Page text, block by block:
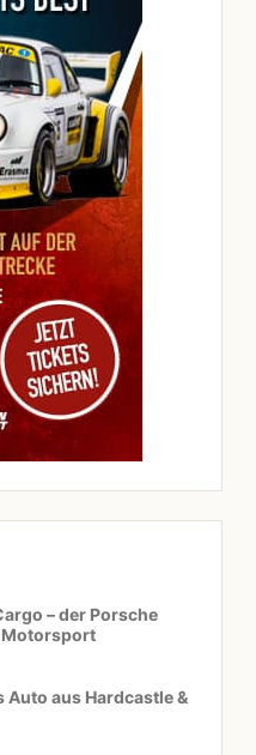
– der Porsche
Motorsport
Auto aus Hardcastle &